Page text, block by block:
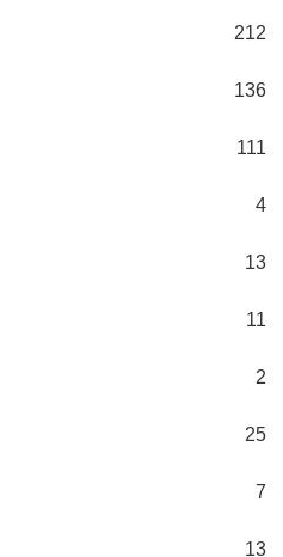
212
136
111
4
13
11
2
25
7
13